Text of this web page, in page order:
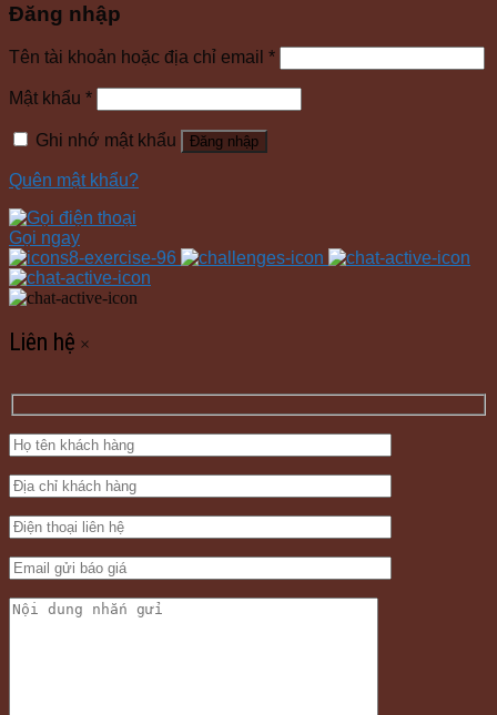
Đăng nhập
Tên tài khoản hoặc địa chỉ email *
Mật khẩu *
Ghi nhớ mật khẩu Đăng nhập
Quên mật khẩu?
Gọi ngay
Liên hệ ×